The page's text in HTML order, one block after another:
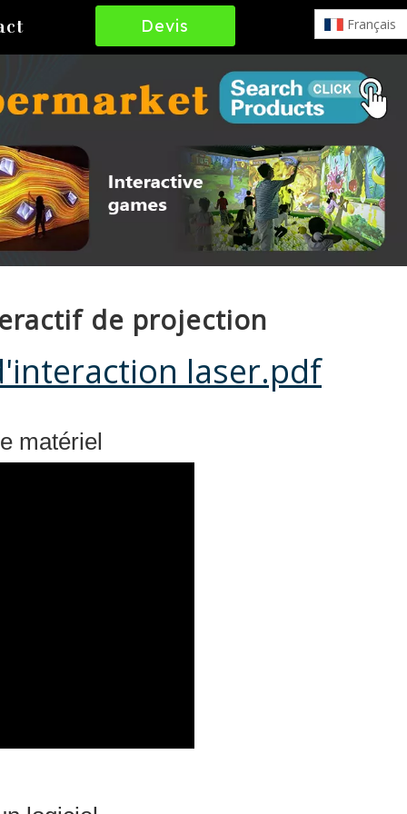
Devis
Français
de projection
laser.pdf
matériel